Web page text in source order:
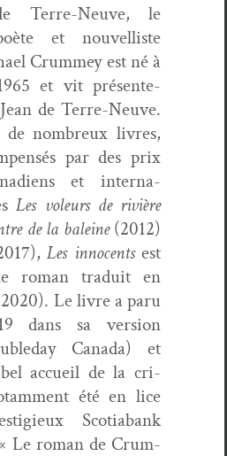
Terre-Neuve, le
et nou­vel­liste
Crum­mey est né à
et vit présen­te­
de Terre-Neuve.
de nom­breux livres,
par des prix
et inter­na­
Les voleurs de riv­ière
de la baleine(2012)
Les inno­centsest
roman traduit en
Le livre a paru
dans sa ver­sion
Cana­da) et
accueil de la cri­
été en lice
Sco­tia­bank
Le roman de Crum­